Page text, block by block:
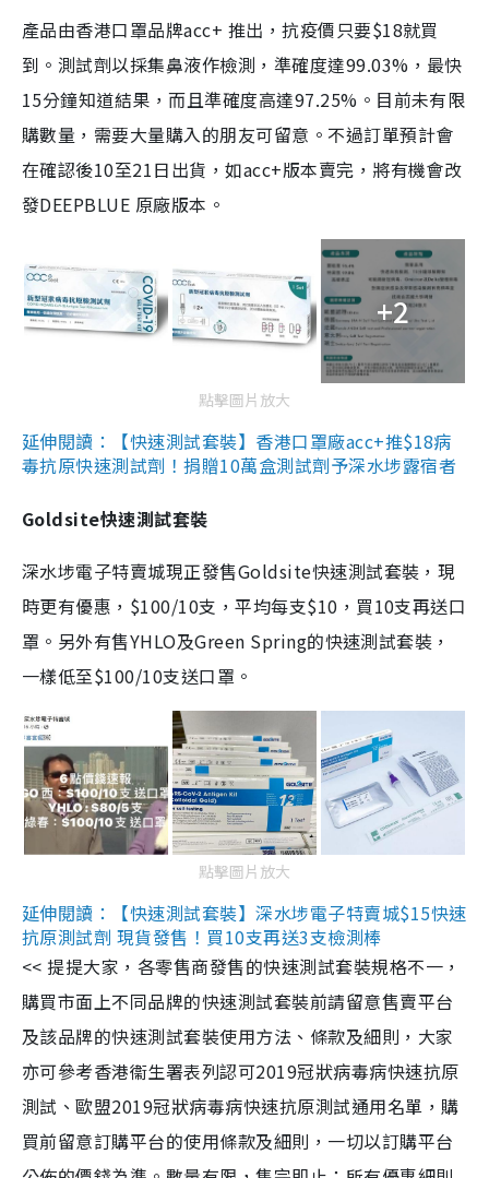
產品由香港口罩品牌acc+ 推出，抗疫價只要$18就買
到。測試劑以採集鼻液作檢測，準確度達99.03%，最快
15分鐘知道結果，而且準確度高達97.25%。目前未有限
購數量，需要大量購入的朋友可留意。不過訂單預計會
在確認後10至21日出貨，如acc+版本賣完，將有機會改
發DEEPBLUE 原廠版本。
+2
點擊圖片放大
延伸閱讀：【快速測試套裝】香港口罩廠acc+推$18病
毒抗原快速測試劑！捐贈10萬盒測試劑予深水埗露宿者
Goldsite快速測試套裝
深水埗電子特賣城現正發售Goldsite快速測試套裝，現
時更有優惠，$100/10支，平均每支$10，買10支再送口
罩。另外有售YHLO及Green Spring的快速測試套裝，
一樣低至$100/10支送口罩。
點擊圖片放大
延伸閱讀：【快速測試套裝】深水埗電子特賣城$15快速
抗原測試劑 現貨發售！買10支再送3支檢測棒
<< 提提大家，各零售商發售的快速測試套裝規格不一，
購買市面上不同品牌的快速測試套裝前請留意售賣平台
及該品牌的快速測試套裝使用方法、條款及細則，大家
亦可參考香港衞生署表列認可2019冠狀病毒病快速抗原
測試、歐盟2019冠狀病毒病快速抗原測試通用名單，購
買前留意訂購平台的使用條款及細則，一切以訂購平台